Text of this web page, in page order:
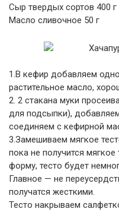
Сыр твердых сортов 400 г
Масло сливочное 50 г
1.В кефир добавляем
растительное масло,
2. 2 стакана муки
для подсыпки),
соединяем с кефирной
3.Замешиваем мягкое
пока не получится
форму, тесто будет
Главное — не
получатся жесткими.
Тесто накрываем